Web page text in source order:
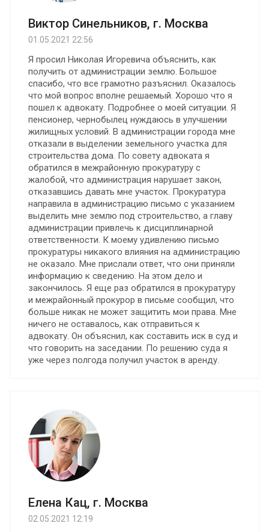
Виктор Синельников, г. Москва
01.05.2021 22:56
Я просил Николая Игоревича объяснить, как
получить от администрации землю. Большое
спасибо, что все грамотно разъяснил. Оказалось
что мой вопрос вполне решаемый. Хорошо что я
пошел к адвокату. Подробнее о моей ситуации. Я
пенсионер, чернобылец нуждаюсь в улучшении
жилищных условий. В администрации города мне
отказали в выделении земельного участка для
строительства дома. По совету адвоката я
обратился в межрайонную прокуратуру с
жалобой, что администрация нарушает закон,
отказавшись давать мне участок. Прокуратура
направила в администрацию письмо с указанием
выделить мне землю под строительство, а главу
администрации привлечь к дисциплинарной
ответственности. К моему удивлению письмо
прокуратуры никакого влияния на администрацию
не оказало. Мне прислали ответ, что они приняли
информацию к сведению. На этом дело и
закончилось. Я еще раз обратился в прокуратуру
и межрайонный прокурор в письме сообщил, что
больше никак не может защитить мои права. Мне
ничего не оставалось, как отправиться к
адвокату. Он объяснил, как составить иск в суд и
что говорить на заседании. По решению суда я
уже через полгода получил участок в аренду.
Елена Кац, г. Москва
02.05.2021 12:19